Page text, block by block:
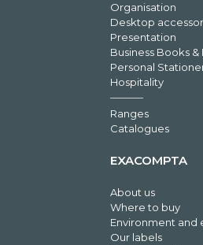
Organisation
Desktop
Presentation
Business Books &
Personal
Hospitality
Ranges
Catalogues
EXACOMPTA
About us
Where to buy
Environment and
Our labels